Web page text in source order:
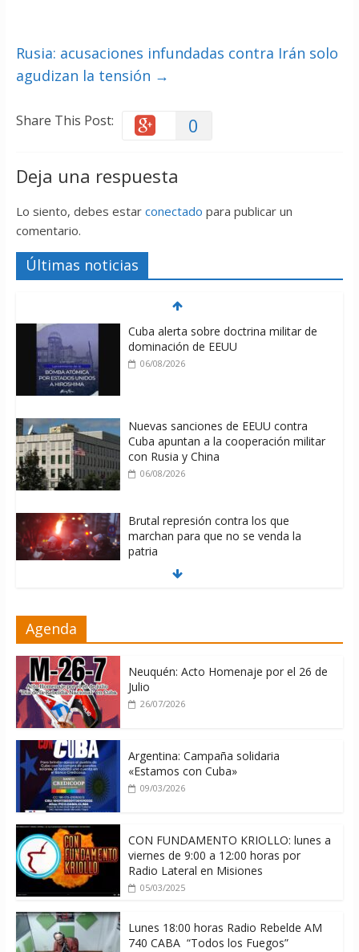
Rusia: acusaciones infundadas contra Irán solo
agudizan la tensión →
Share This Post: 0
Deja una respuesta
Lo siento, debes estar conectado para publicar un
comentario.
Últimas noticiasCuba alerta sobre doctrina militar de
dominación de EEUU
Nuevas sanciones de EEUU contra
Cuba apuntan a la cooperación militar
Brutal represión contra los que
marchan para que no se venda la
patria
La ONU condena medidas de EE.UU
contra Cuba
06/08/2026
Agenda
Neuquén: Acto Homenaje por el 26 de
Julio
26/07/2026
Argentina: Campaña solidaria
«Estamos con Cuba»
09/03/2026
CON FUNDAMENTO KRIOLLO: lunes a
viernes de 9:00 a 12:00 horas por
Radio Lateral en Misiones
05/03/2025
Lunes 18:00 horas Radio Rebelde AM
740 CABA “Todos los Fuegos”